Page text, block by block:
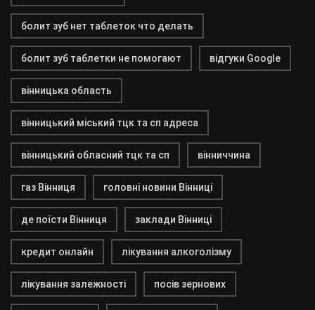
болит зуб нет таблеток что делать
болит зуб таблетки не помогают відгуки Google
вінницька область
вінницький міський тцк та сп адреса
вінницький обласний тцк та сп вінниччина
газ Вінниця головні новини Вінниці
де поїсти Вінниця заклади Вінниці
кредит онлайн лікування алкоголізму
лікування залежності посів зернових